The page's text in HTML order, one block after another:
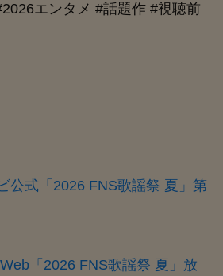
エンタメ #話題作 #視聴前
公式「2026 FNS歌謡祭 夏」第
「2026 FNS歌謡祭 夏」放